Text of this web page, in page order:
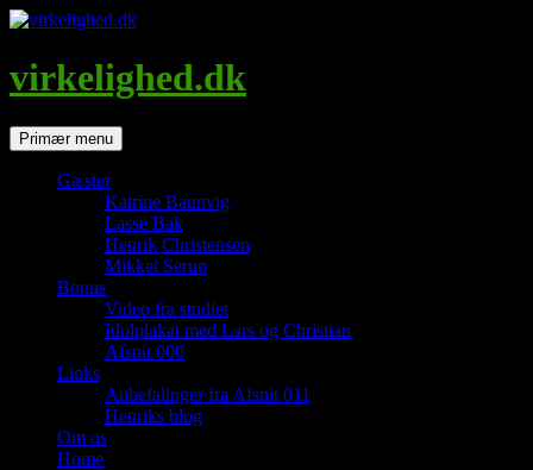
Hop
indhold
virkelighed.dk
SøgPrimær menu
Gæster
Katrine Baunvig
Lasse Bak
Henrik Christensen
Mikkel Serup
Bonus
Video fra studiet
Idolplakat med Lars og Christian
Afsnit 000
Links
Anbefalinger fra Afsnit 011
Henriks blog
Om os
Home